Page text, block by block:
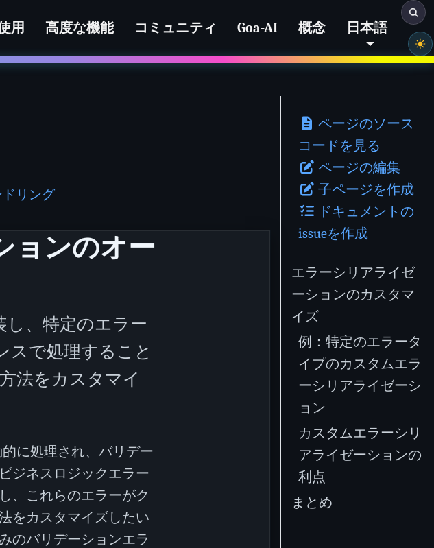
用 高度な機能 コミュニティ Goa-AI 概念 日本語
ページのソース
コードを見る
ページの編集
子ページを作成
ドキュメントの
issueを作成
エラーシリアライゼ
ーションのカスタマ
イズ
例：特定のエラータ
イプのカスタムエラ
ーシリアライゼーシ
ョン
カスタムエラーシリ
アライゼーションの
利点
まとめ
リング
ョンのオー
、特定のエラー
スで処理すること
法をカスタマイ
に処理され、バリデー
ジネスロジックエラー
、これらのエラーがク
をカスタマイズしたい
のバリデーションエラ